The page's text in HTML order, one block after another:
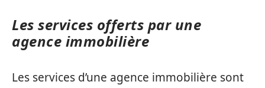
Les services offerts par une
agence immobilière
Les services d’une agence immobilière sont